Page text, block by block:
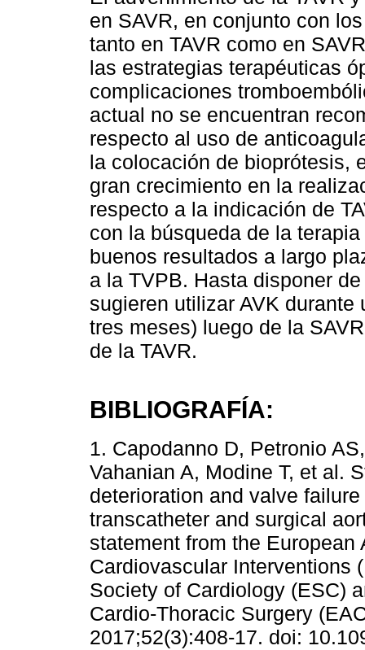
en SAVR, en conjunto con
tanto en TAVR como en
las estrategias terapéuticas
complicaciones
actual no se encuentran
respecto al uso de
la colocación de bioprótesis,
gran crecimiento en la
respecto a la indicación de
con la búsqueda de la
buenos resultados a largo
a la TVPB. Hasta disponer
sugieren utilizar AVK
tres meses) luego de la
de la TAVR.
BIBLIOGRAFÍA:
1. Capodanno D, Petronio
Vahanian A, Modine T, et al.
deterioration and valve
transcatheter and surgical
statement from the
Cardiovascular Interventions
Society of Cardiology (ESC)
Cardio-Thoracic Surgery
2017;52(3):408-17. doi: